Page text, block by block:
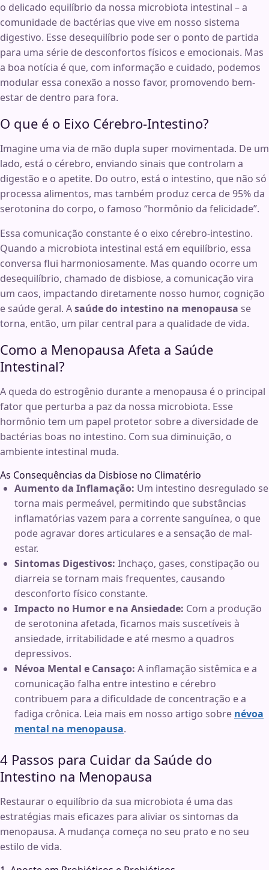
o delicado equilíbrio da nossa microbiota intestinal – a
comunidade de bactérias que vive em nosso sistema
digestivo. Esse desequilíbrio pode ser o ponto de partida
para uma série de desconfortos físicos e emocionais. Mas
a boa notícia é que, com informação e cuidado, podemos
modular essa conexão a nosso favor, promovendo bem-
estar de dentro para fora.
O que é o Eixo Cérebro-Intestino?
Imagine uma via de mão dupla super movimentada. De um
lado, está o cérebro, enviando sinais que controlam a
digestão e o apetite. Do outro, está o intestino, que não só
processa alimentos, mas também produz cerca de 95% da
serotonina do corpo, o famoso “hormônio da felicidade”.
Essa comunicação constante é o eixo cérebro-intestino.
Quando a microbiota intestinal está em equilíbrio, essa
conversa flui harmoniosamente. Mas quando ocorre um
desequilíbrio, chamado de disbiose, a comunicação vira
um caos, impactando diretamente nosso humor, cognição
e saúde geral. Asaúde do intestino na menopausa se
torna, então, um pilar central para a qualidade de vida.
Como a Menopausa Afeta a Saúde
Intestinal?
A queda do estrogênio durante a menopausa é o principal
fator que perturba a paz da nossa microbiota. Esse
hormônio tem um papel protetor sobre a diversidade de
bactérias boas no intestino. Com sua diminuição, o
ambiente intestinal muda.
As Consequências da Disbiose no Climatério
Aumento da Inflamação: Um intestino desregulado se
torna mais permeável, permitindo que substâncias
inflamatórias vazem para a corrente sanguínea, o que
pode agravar dores articulares e a sensação de mal-
estar.
Sintomas Digestivos: Inchaço, gases, constipação ou
diarreia se tornam mais frequentes, causando
desconforto físico constante.
Impacto no Humor e na Ansiedade: Com a produção
de serotonina afetada, ficamos mais suscetíveis à
ansiedade, irritabilidade e até mesmo a quadros
depressivos.
Névoa Mental e Cansaço: A inflamação sistêmica e a
comunicação falha entre intestino e cérebro
contribuem para a dificuldade de concentração e a
fadiga crônica. Leia mais em nosso artigo sobre névoa
mental na menopausa.
4 Passos para Cuidar da Saúde do
Intestino na Menopausa
Restaurar o equilíbrio da sua microbiota é uma das
estratégias mais eficazes para aliviar os sintomas da
menopausa. A mudança começa no seu prato e no seu
estilo de vida.